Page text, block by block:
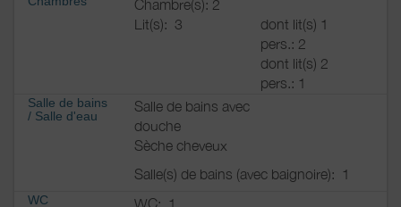
Chambre(s): 2
Lit(s): 3
dont lit(s) 1
pers.: 2
dont lit(s) 2
pers.: 1
Salle de bains
/ Salle d'eau
Salle de bains avec
douche
Sèche cheveux
Salle(s) de bains (avec baignoire):
1
WC WC: 1